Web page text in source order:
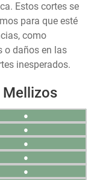
Estos cortes se
para que esté
como
o daños en las
inesperados.
Mellizos
●
●
●
●
●